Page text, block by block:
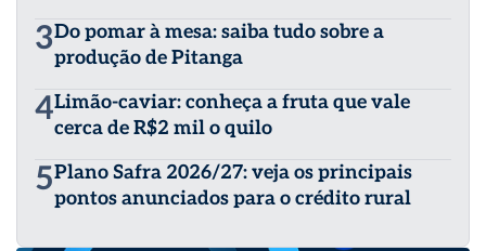
3Do pomar à mesa: saiba tudo sobre a
produção de Pitanga
4Limão-caviar: conheça a fruta que vale
cerca de R$2 mil o quilo
5Plano Safra 2026/27: veja os principais
pontos anunciados para o crédito rural